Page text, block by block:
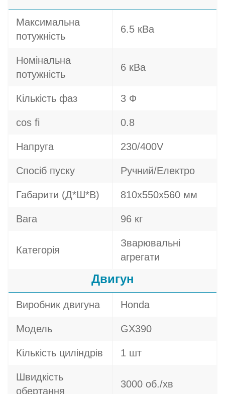
Максимальна
потужність
6.5 кВа
Номінальна
потужність
6 кВа
Кількість фаз 3 Ф
cos fi 0.8
Напруга 230/400V
Спосіб пуску Ручний/Електро
Габарити (Д*Ш*В) 810х550х560 мм
Вага 96 кг
Категорія
Зварювальні
агрегати
Двигун
Виробник двигуна Honda
Модель GX390
Кількість циліндрів 1 шт
Швидкість
обертання
3000 об./хв